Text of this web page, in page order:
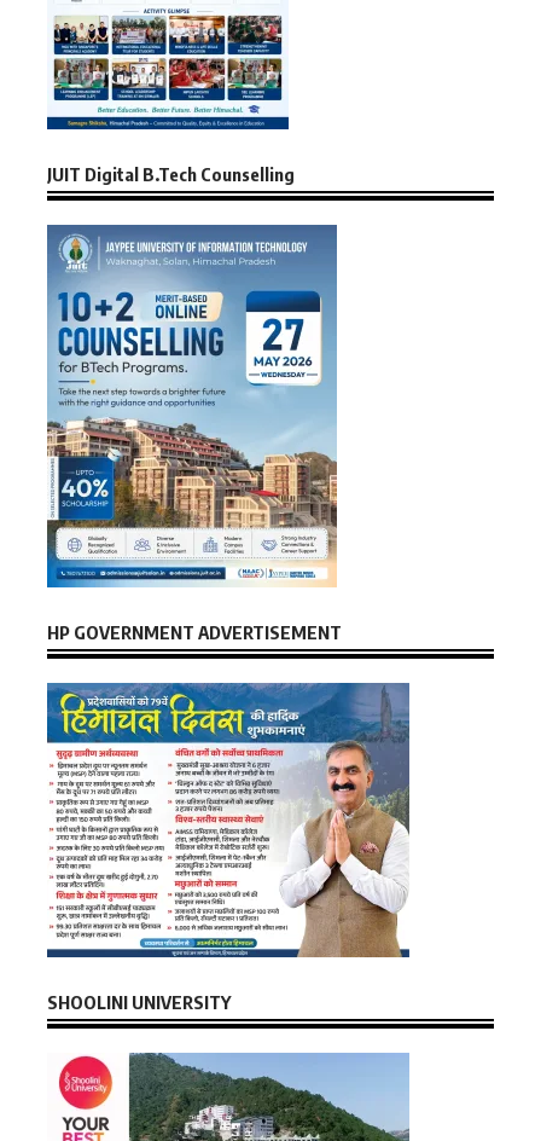
JUIT Digital B.Tech Counselling
HP GOVERNMENT ADVERTISEMENT
SHOOLINI UNIVERSITY